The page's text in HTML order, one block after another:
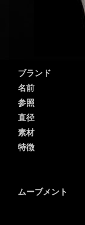
ブランド
名前
参照
直径
素材
特徴
ムーブメント